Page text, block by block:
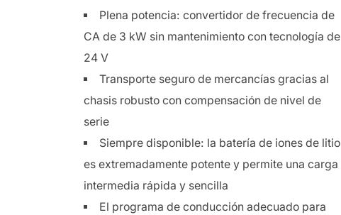
Plena potencia: convertidor de frecuencia de
CA de 3 kW sin mantenimiento con tecnología de
24 V
Transporte seguro de mercancías gracias al
chasis robusto con compensación de nivel de
serie
Siempre disponible: la batería de iones de litio
es extremadamente potente y permite una carga
intermedia rápida y sencilla
El programa de conducción adecuado para